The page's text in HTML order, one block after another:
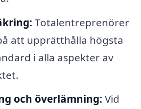
Totalentreprenörer
att upprätthålla högsta
i alla aspekter av
och överlämning: Vid